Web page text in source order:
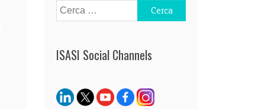
Ricerca
per:
ISASI Social Channels